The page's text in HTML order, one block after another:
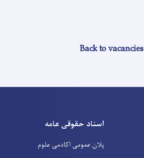
Back to vacancies
اسناد حقوقی عامه
پلان عمومی اکادمی علوم